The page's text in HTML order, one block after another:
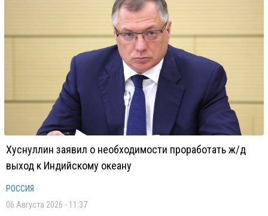
Хуснуллин заявил о необходимости проработать ж/д
выход к Индийскому океану
РОССИЯ
06 Августа 2026 - 11:37